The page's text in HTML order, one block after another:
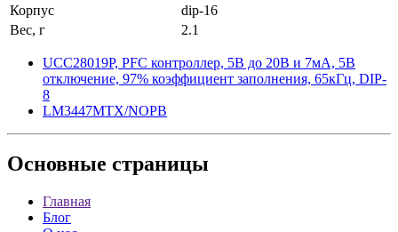
Корпус
dip-16
Вес, г
2.1
UCC28019P, PFC контроллер, 5В до 20В и 7мА, 5В
отключение, 97% коэффициент заполнения, 65кГц, DIP-
8
LM3447MTX/NOPB
Основные страницы
Главная
Блог